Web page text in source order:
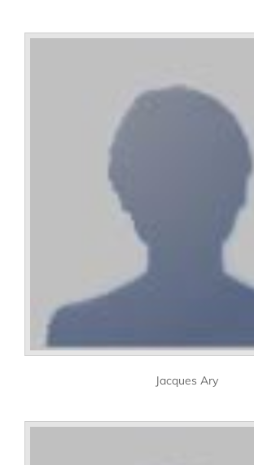
Jacques Ary